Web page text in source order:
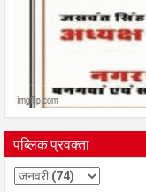
पब्लिक प्रवक्ता